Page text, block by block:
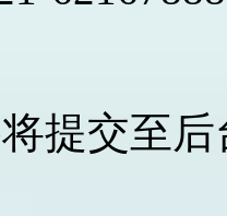
提交至